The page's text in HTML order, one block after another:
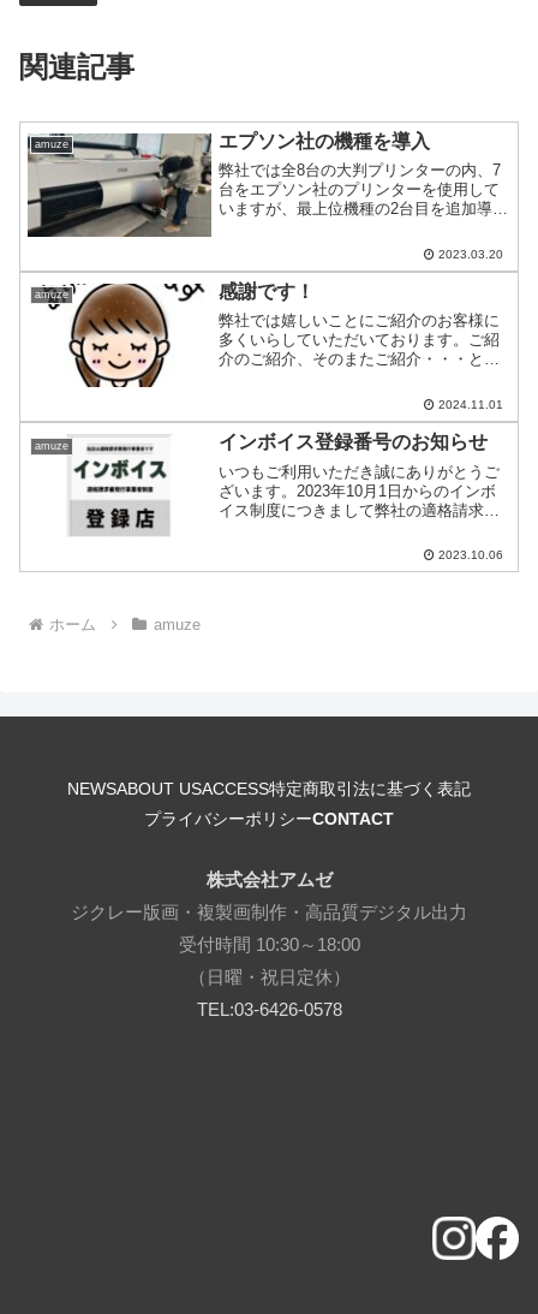
関連記事
amuze エプソン社の機種を導入
弊社では全8台の大判プリンターの内、7
台をエプソン社のプリンターを使用して
いますが、最上位機種の2台目を追加導入
2023.03.20
amuze 感謝です！
弊社では嬉しいことにご紹介のお客様に
多くいらしていただいております。ご紹
介のご紹介、そのまたご紹介・・・とい
す。何人かのお客様をご紹介していただ
き、後になって実はあの方とあの方はお
知り合いだったのか！と気...
2024.11.01
amuze インボイス登録番号のお知らせ
いつもご利用いただき誠にありがとうご
ざいます。2023年10月1日からのインボ
イス制度につきまして弊社の適格請求書
でお知らせいたします。●登録番号：
T2010001141641●登録年月日 / 令和５年
2023.10.06
ホーム amuze
NEWSABOUT USACCESS特定商取引法に基づく表記
プライバシーポリシーCONTACT
株式会社アムゼ
ジクレー版画・複製画制作・高品質デジタル出力
受付時間 10:30～18:00
（日曜・祝日定休）
TEL:03-6426-0578